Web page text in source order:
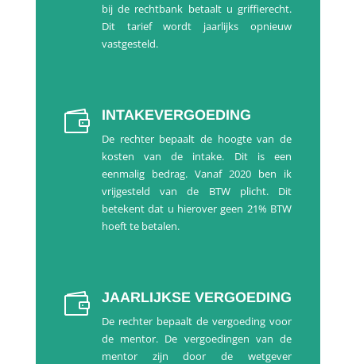
bij de rechtbank betaalt u griffierecht.
Dit tarief wordt jaarlijks opnieuw
vastgesteld.
 INTAKEVERGOEDING
De rechter bepaalt de hoogte van de
kosten van de intake. Dit is een
eenmalig bedrag. Vanaf 2020 ben ik
vrijgesteld van de BTW plicht. Dit
betekent dat u hierover geen 21% BTW
hoeft te betalen.
 JAARLIJKSE VERGOEDING
De rechter bepaalt de vergoeding voor
de mentor. De vergoedingen van de
mentor zijn door de wetgever